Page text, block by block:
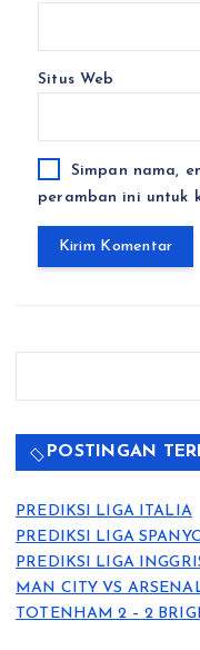
Situs Web
Simpan nama,
peramban ini untuk
POSTINGAN
PREDIKSI LIGA ITALIA
PREDIKSI LIGA
PREDIKSI LIGA
MAN CITY VS
TOTENHAM 2 – 2